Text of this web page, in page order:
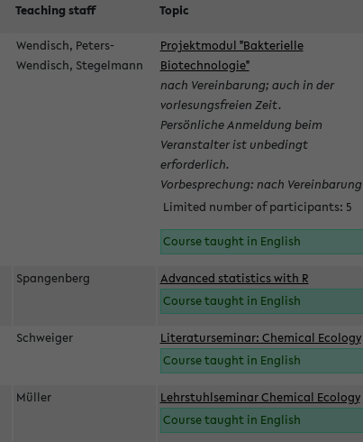
Teaching staff Topic
Wendisch, Peters-
Wendisch, Stegelmann
Projektmodul "Bakterielle
Biotechnologie"
nach Vereinbarung; auch in der
vorlesungsfreien Zeit.
Persönliche Anmeldung beim
Veranstalter ist unbedingt
erforderlich.
Vorbesprechung: nach Vereinbarung
Limited number of participants: 5
Course taught in English
Spangenberg
Advanced statistics with R
Course taught in English
Schweiger
Literaturseminar: Chemical Ecology
Course taught in English
Müller
Lehrstuhlseminar Chemical Ecology
Course taught in English